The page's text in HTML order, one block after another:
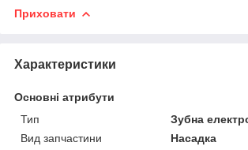
Приховати
Характеристики
Основні атрибути
Тип
Зубна
Вид запчастини
Насадка